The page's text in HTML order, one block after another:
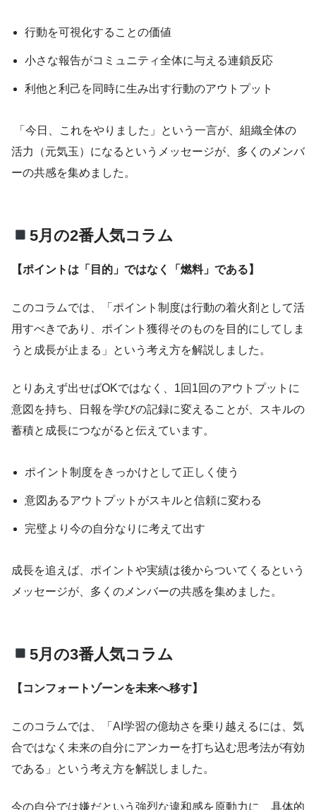
行動を可視化することの価値
小さな報告がコミュニティ全体に与える連鎖反応
利他と利己を同時に生み出す行動のアウトプット
「今日、これをやりました」という一言が、組織全体の
活力（元気玉）になるというメッセージが、多くのメンバ
ーの共感を集めました。
5月の2番人気コラム
【ポイントは「目的」ではなく「燃料」である】
このコラムでは、「ポイント制度は行動の着火剤として活
用すべきであり、ポイント獲得そのものを目的にしてしま
うと成長が止まる」という考え方を解説しました。
とりあえず出せばOKではなく、1回1回のアウトプットに
意図を持ち、日報を学びの記録に変えることが、スキルの
蓄積と成長につながると伝えています。
ポイント制度をきっかけとして正しく使う
意図あるアウトプットがスキルと信頼に変わる
完璧より今の自分なりに考えて出す
成長を追えば、ポイントや実績は後からついてくるという
メッセージが、多くのメンバーの共感を集めました。
5月の3番人気コラム
【コンフォートゾーンを未来へ移す】
このコラムでは、「AI学習の億劫さを乗り越えるには、気
合ではなく未来の自分にアンカーを打ち込む思考法が有効
である」という考え方を解説しました。
今の自分では嫌だという強烈な違和感を原動力に、具体的